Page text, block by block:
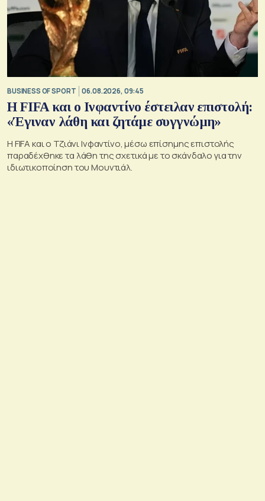
BUSINESS OF SPORT 06.08.2026, 09:45
Η FIFA και ο Ινφαντίνο έστειλαν επιστολή:
«Έγιναν λάθη και ζητάμε συγγνώμη»
Η FIFA και ο Τζιάνι Ινφαντίνο, μέσω επίσημης επιστολής
παραδέχθηκε τα λάθη της σχετικά με το σκάνδαλο για την
ιδιωτικοποίηση του Μουντιάλ.